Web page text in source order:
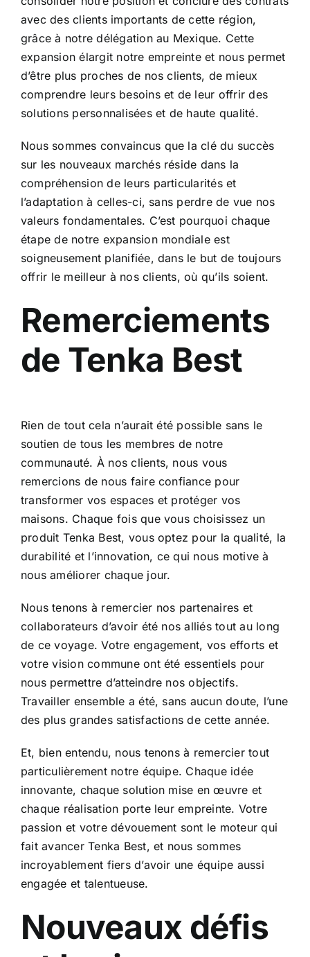
avec des clients importants de cette région,
grâce à notre délégation au Mexique. Cette
expansion élargit notre empreinte et nous permet
d’être plus proches de nos clients, de mieux
comprendre leurs besoins et de leur offrir des
solutions personnalisées et de haute qualité.
Nous sommes convaincus que la clé du succès
sur les nouveaux marchés réside dans la
compréhension de leurs particularités et
l’adaptation à celles-ci, sans perdre de vue nos
valeurs fondamentales. C’est pourquoi chaque
étape de notre expansion mondiale est
soigneusement planifiée, dans le but de toujours
offrir le meilleur à nos clients, où qu’ils soient.
Remerciements
de Tenka Best
Rien de tout cela n’aurait été possible sans le
soutien de tous les membres de notre
communauté. À nos clients, nous vous
remercions de nous faire confiance pour
transformer vos espaces et protéger vos
maisons. Chaque fois que vous choisissez un
produit Tenka Best, vous optez pour la qualité, la
durabilité et l’innovation, ce qui nous motive à
nous améliorer chaque jour.
Nous tenons à remercier nos partenaires et
collaborateurs d’avoir été nos alliés tout au long
de ce voyage. Votre engagement, vos efforts et
votre vision commune ont été essentiels pour
nous permettre d’atteindre nos objectifs.
Travailler ensemble a été, sans aucun doute, l’une
des plus grandes satisfactions de cette année.
Et, bien entendu, nous tenons à remercier tout
particulièrement notre équipe. Chaque idée
innovante, chaque solution mise en œuvre et
chaque réalisation porte leur empreinte. Votre
passion et votre dévouement sont le moteur qui
fait avancer Tenka Best, et nous sommes
incroyablement fiers d’avoir une équipe aussi
engagée et talentueuse.
Nouveaux défis